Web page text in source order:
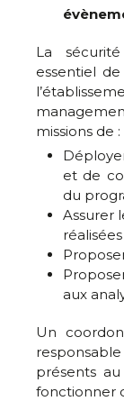
La
essentiel
missions de :
et de
du
Assurer
réalisées
aux
Un
présents
fonctionner